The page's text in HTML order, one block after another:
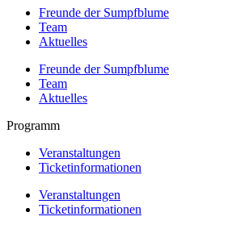
Freunde der Sumpfblume
Team
Aktuelles
Freunde der Sumpfblume
Team
Aktuelles
Programm
Veranstaltungen
Ticketinformationen
Veranstaltungen
Ticketinformationen